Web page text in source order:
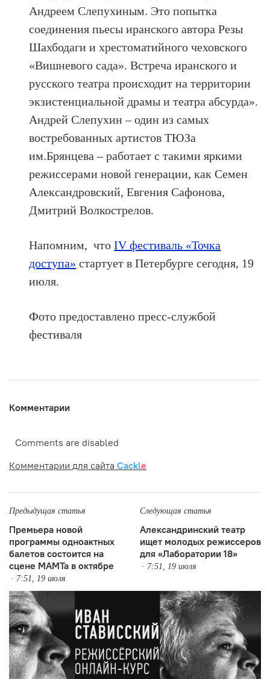
Андреем Слепухиным. Это попытка
соединения пьесы иранского автора Резы
Шахбодаги и хрестоматийного чеховского
«Вишневого сада». Встреча иранского и
русского театра происходит на территории
экзистенциальной драмы и театра абсурда».
Андрей Слепухин – один из самых
востребованных артистов ТЮЗа
им.Брянцева – работает с такими яркими
режиссерами новой генерации, как Семен
Александровский, Евгения Сафонова,
Дмитрий Волкострелов.
Напомним, чтоIV фестиваль «Точка
доступа» стартует в Петербурге сегодня, 19
июля.
Фото предоставлено пресс-службой
фестиваля
Комментарии
Comments are disabled
Комментарии для сайта Cackle
Предыдущая статья
Премьера новой
программы одноактных
балетов состоится на
сцене МАМТа в октябре
7:51, 19 июля
Следующая статья
Александринский театр
ищет молодых режиссеров
для «Лаборатории 18»
7:51, 19 июля